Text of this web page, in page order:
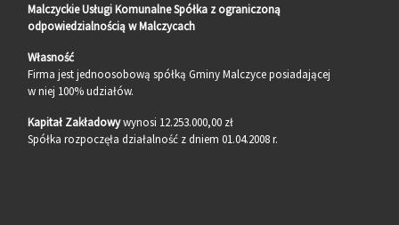
Malczyckie Usługi Komunalne Spółka z ograniczoną
odpowiedzialnością w Malczycach
Własność
Firma jest jednoosobową spółką Gminy Malczyce posiadającej
w niej 100% udziałów.
Kapitał Zakładowywynosi 12.253.000,00 zł
Spółka rozpoczęła działalność z dniem 01.04.2008 r.